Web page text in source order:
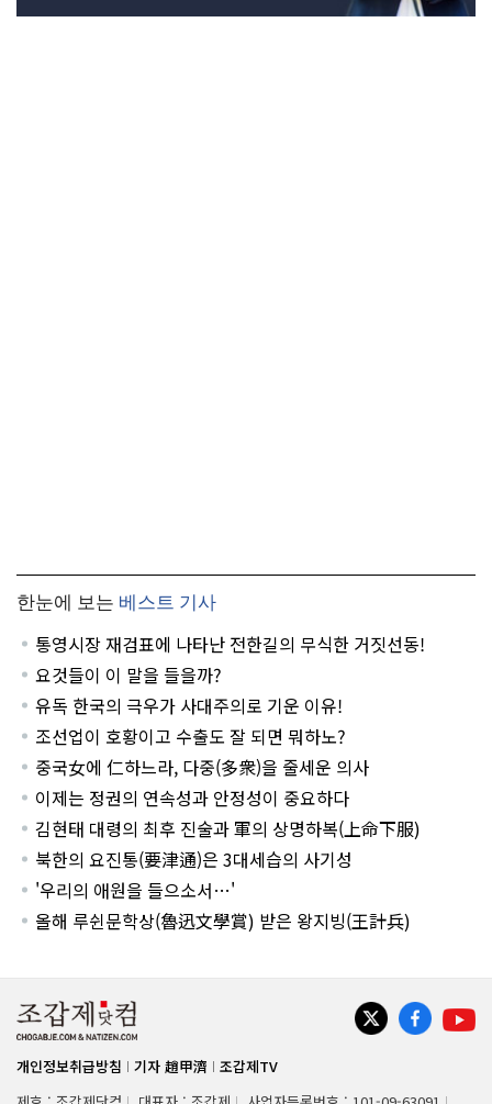
한눈에 보는 베스트 기사
통영시장 재검표에 나타난 전한길의 무식한 거짓선동!
요것들이 이 말을 들을까?
유독 한국의 극우가 사대주의로 기운 이유!
조선업이 호황이고 수출도 잘 되면 뭐하노?
중국女에 仁하느라, 다중(多衆)을 줄세운 의사
이제는 정권의 연속성과 안정성이 중요하다
김현태 대령의 최후 진술과 軍의 상명하복(上命下服)
북한의 요진통(要津通)은 3대세습의 사기성
'우리의 애원을 들으소서…'
올해 루쉰문학상(魯迅文學賞) 받은 왕지빙(王計兵)
개인정보취급방침 기자 趙甲濟
조갑제TV